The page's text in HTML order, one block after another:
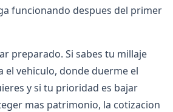
funcionando despues del primer
preparado. Si sabes tu millaje
el vehiculo, donde duerme el
y si tu prioridad es bajar
mas patrimonio, la cotizacion